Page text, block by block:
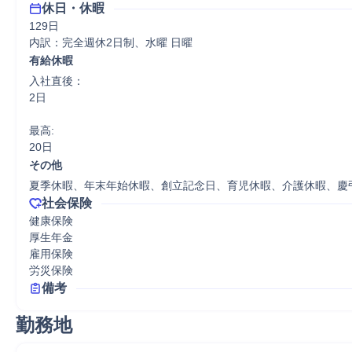
休日・休暇
129日
内訳：完全週休2日制、水曜 日曜
有給休暇
入社直後：
2日
最高:
20日
その他
夏季休暇、年末年始休暇、創立記念日、育児休暇、介護休暇、慶
社会保険
健康保険
厚生年金
雇用保険
労災保険
備考
勤務地